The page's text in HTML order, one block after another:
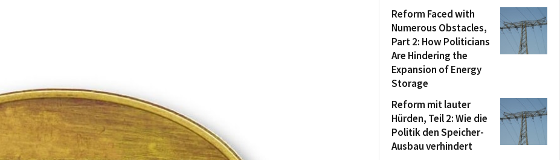
Reform Faced with
Numerous Obstacles,
Part 2: How Politicians
Are Hindering the
Expansion of Energy
Storage
Reform mit lauter
Hürden, Teil 2: Wie die
Politik den Speicher-
Ausbau verhindert